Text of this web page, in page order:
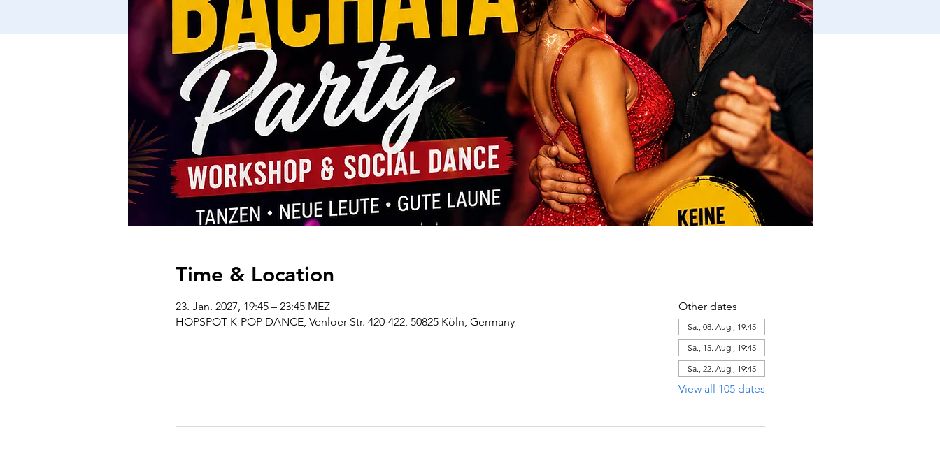
Time & Location
23. Jan. 2027, 19:45 – 23:45 MEZ
HOPSPOT K-POP DANCE, Venloer Str. 420-422, 50825 Köln, Germany
Other dates
Sa., 08. Aug., 19:45
Sa., 15. Aug., 19:45
Sa., 22. Aug., 19:45
View all 105 dates